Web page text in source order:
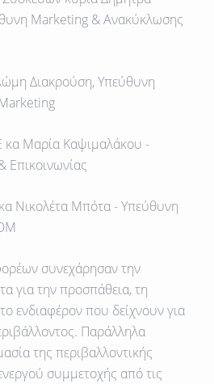
Marketing & Ανακύκλωσης
Διακρούση, Υπεύθυνη
κα Μαρία Καψιμαλάκου -
Νικολέτα Μπότα - Υπεύθυνη
συνεχάρησαν την
για την προσπάθεια, τη
ενδιαφέρον που δείχνουν για
Παράλληλα
της περιβαλλοντικής
συμμετοχής από τις